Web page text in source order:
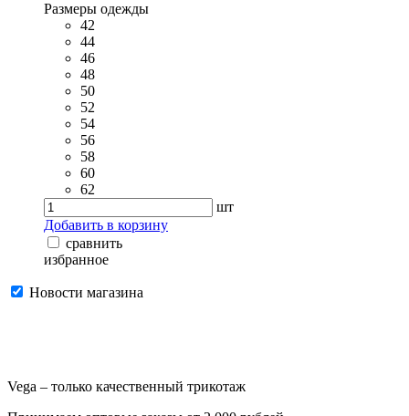
Размеры одежды
42
44
46
48
50
52
54
56
58
60
62
шт
Добавить в корзину
сравнить
избранное
Новости магазина
Vega – только качественный трикотаж